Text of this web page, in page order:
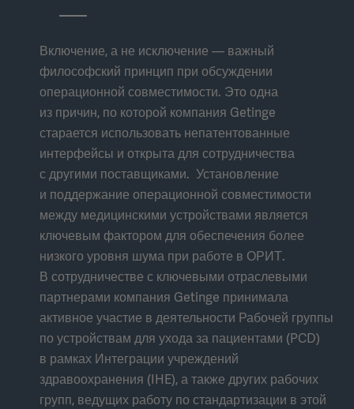
Включение, а не исключение — важный
философский принцип при обсуждении
операционной совместимости. Это одна
из причин, по которой компания Getinge
старается использовать непатентованные
интерфейсы и открыта для сотрудничества
с другими поставщиками. Установление
и поддержание операционной совместимости
между медицинскими устройствами является
ключевым фактором для обеспечения более
низкого уровня шума при работе в ОРИТ.
В сотрудничестве с ключевыми отраслевыми
партнерами компания Getinge принимала
активное участие в деятельности Рабочей группы
по устройствам для ухода за пациентами (PCD)
в рамках Интеграции учреждений
здравоохранения (IHE), а также других рабочих
групп, ведущих работу по стандартизации в этой